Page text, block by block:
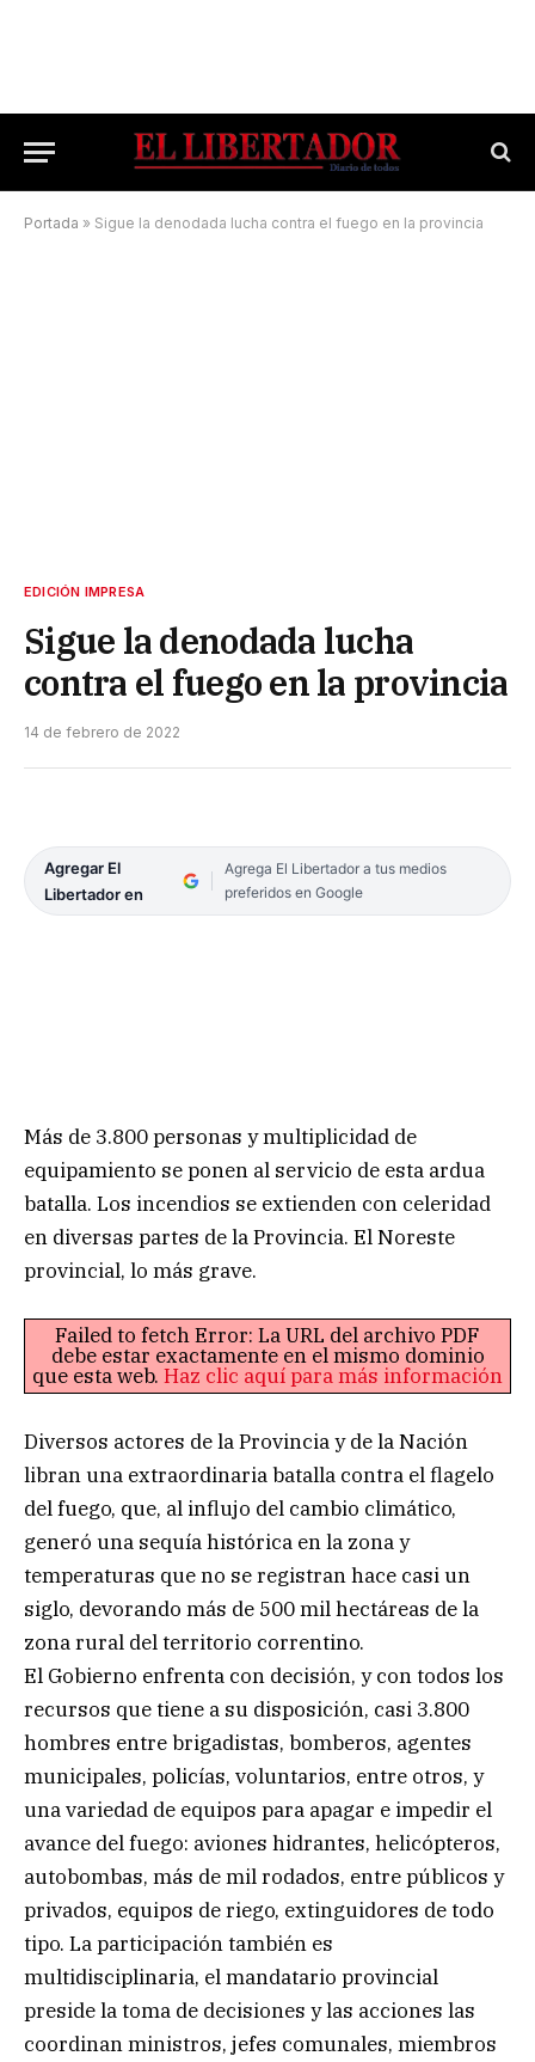
Portada » Sigue la denodada lucha contra el fuego en la provincia
EDICIÓN IMPRESA
Sigue la denodada lucha
contra el fuego en la provincia
14 de febrero de 2022
Agregar El
Libertador en
Agrega El Libertador a tus medios
preferidos en Google
Más de 3.800 personas y multiplicidad de
equipamiento se ponen al servicio de esta ardua
batalla. Los incendios se extienden con celeridad
en diversas partes de la Provincia. El Noreste
provincial, lo más grave.
Failed to fetch Error: La URL del archivo PDF
debe estar exactamente en el mismo dominio
que esta web. Haz clic aquí para más información
Diversos actores de la Provincia y de la Nación
libran una extraordinaria batalla contra el flagelo
del fuego, que, al influjo del cambio climático,
generó una sequía histórica en la zona y
temperaturas que no se registran hace casi un
siglo, devorando más de 500 mil hectáreas de la
zona rural del territorio correntino.
El Gobierno enfrenta con decisión, y con todos los
recursos que tiene a su disposición, casi 3.800
hombres entre brigadistas, bomberos, agentes
municipales, policías, voluntarios, entre otros, y
una variedad de equipos para apagar e impedir el
avance del fuego: aviones hidrantes, helicópteros,
autobombas, más de mil rodados, entre públicos y
privados, equipos de riego, extinguidores de todo
tipo. La participación también es
multidisciplinaria, el mandatario provincial
preside la toma de decisiones y las acciones las
coordinan ministros, jefes comunales, miembros